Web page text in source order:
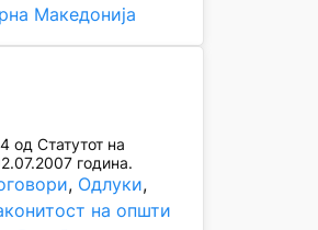
Македонија
од Статутот на
година.
, Одлуки ,
на општи